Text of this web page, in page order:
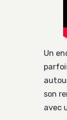
Un
son
avec